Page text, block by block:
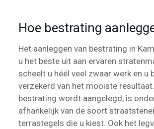
Hoe bestrating
Het aanleggen van bestrating in
u het beste uit aan ervaren
scheelt u héél veel zwaar werk en u
verzekerd van het mooiste
bestrating wordt aangelegd, is
afhankelijk van de soort
terrastegels die u kiest. Ook het